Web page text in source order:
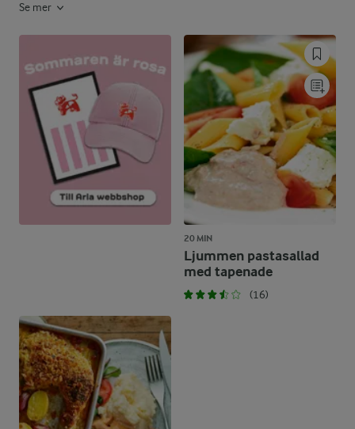
Se mer
20 MIN
Ljummen pastasallad
med tapenade
(16)